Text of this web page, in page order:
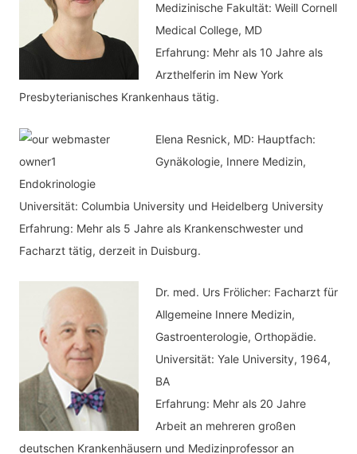
Medizinische Fakultät: Weill Cornell
Medical College, MD
Erfahrung: Mehr als 10 Jahre als
Arzthelferin im New York
Presbyterianisches Krankenhaus tätig.
Elena Resnick, MD: Hauptfach:
Gynäkologie, Innere Medizin,
Endokrinologie
Universität: Columbia University und Heidelberg University
Erfahrung: Mehr als 5 Jahre als Krankenschwester und
Facharzt tätig, derzeit in Duisburg.
Dr. med. Urs Frölicher: Facharzt für
Allgemeine Innere Medizin,
Gastroenterologie, Orthopädie.
Universität: Yale University, 1964,
BA
Erfahrung: Mehr als 20 Jahre
Arbeit an mehreren großen
deutschen Krankenhäusern und Medizinprofessor an